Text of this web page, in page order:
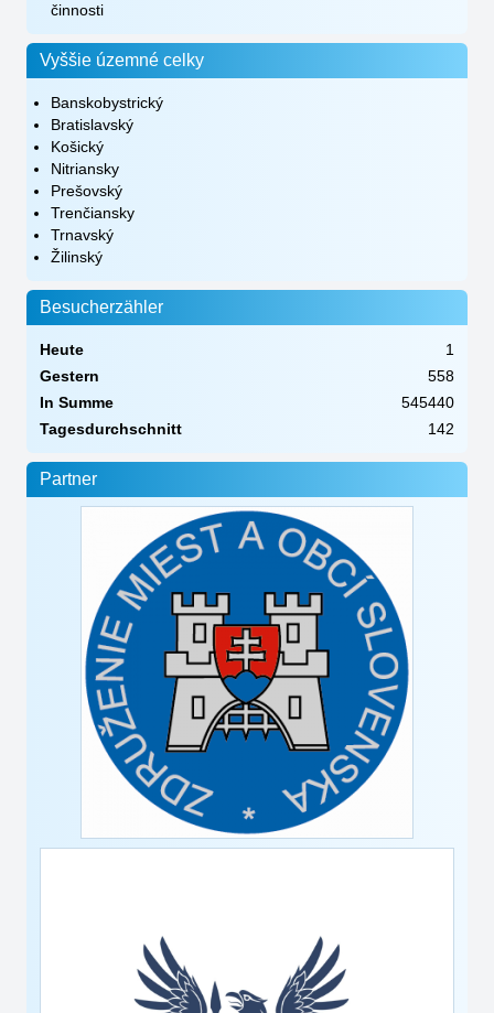
činnosti
Vyššie územné celky
Banskobystrický
Bratislavský
Košický
Nitriansky
Prešovský
Trenčiansky
Trnavský
Žilinský
Besucherzähler
Heute
1
Gestern
558
In Summe
545440
Tagesdurchschnitt
142
Partner